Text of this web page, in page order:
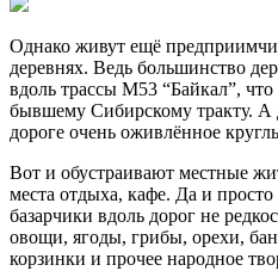
Однако живут ещё
деревнях. Ведь большинство
вдоль трассы М53 “Байкал”, что
бывшему Сибирскому тракту. А
дороге очень оживлённое
Вот и обустраивают местные
места отдыха, кафе. Да и
базарчики вдоль дорог не
овощи, ягоды, грибы, орехи,
корзинки и прочее народное